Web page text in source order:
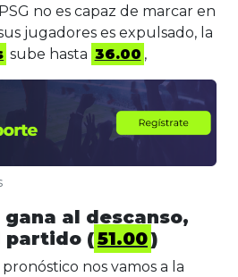
no es capaz de marcar en
jugadores es expulsado, la
sube hasta 36.00 ,
al descanso,
partido (51.00)
nos vamos a la